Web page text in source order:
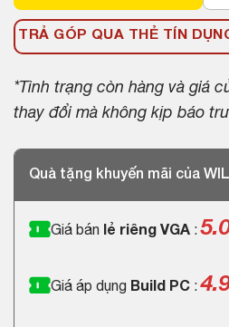
TRẢ GÓP QUA THẺ TÍN
*Tình trạng còn hàng và giá
thay đổi mà không kịp báo
Quà tặng khuyến mãi của
Giá bán lẻ riêng VGA :
Giá áp dụng Build PC :